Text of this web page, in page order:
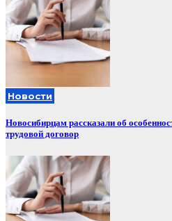
Новости
Новосибирцам рассказали об
трудовой договор